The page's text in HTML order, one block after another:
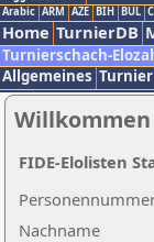
Arabic ARM AZE BIH BUL
Home TurnierDB
Turnierschach-
Allgemeines
Willkommen
Nachname
FIDE-Elolisten